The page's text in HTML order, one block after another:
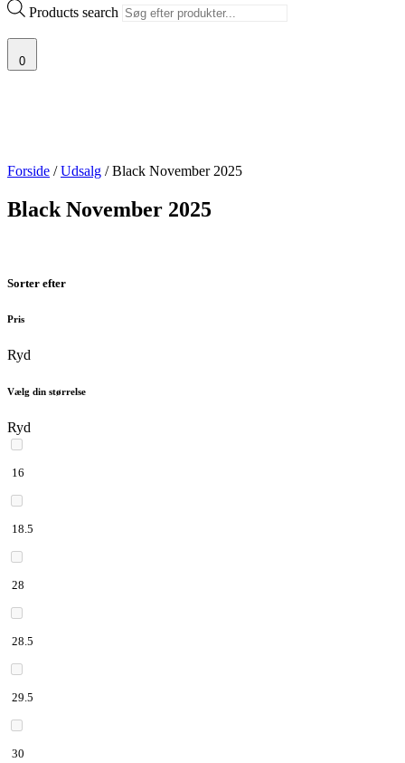
Products search
0
Forside /Udsalg / Black November 2025
Black November 2025
Sorter efter
Pris
Ryd
Vælg din størrelse
Ryd
16
18.5
28
28.5
29.5
30